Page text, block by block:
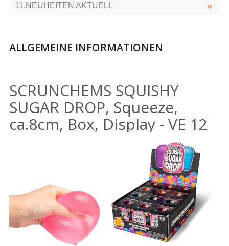
11.NEUHEITEN AKTUELL
ALLGEMEINE INFORMATIONEN
SCRUNCHEMS SQUISHY
SUGAR DROP, Squeeze,
ca.8cm, Box, Display - VE 12